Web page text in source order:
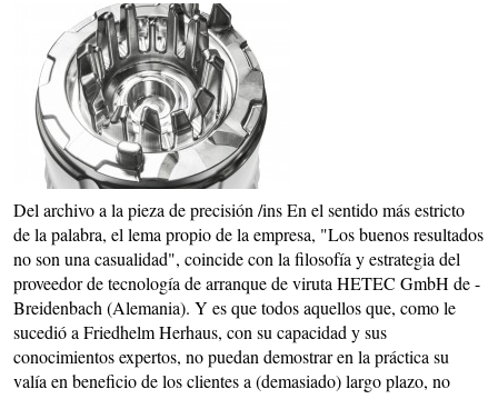
Del archivo a la pieza de precisión /ins En el sentido más estricto
de la palabra, el lema propio de la empresa, "Los buenos resultados
no son una casualidad", coincide con la filosofía y estrategia del
proveedor de tecnología de arranque de viruta HETEC GmbH de -
Breidenbach (Alemania). Y es que todos aquellos que, como le
sucedió a Friedhelm Herhaus, con su capacidad y sus
conocimientos expertos, no puedan demostrar en la práctica su
valía en beneficio de los clientes a (demasiado) largo plazo, no